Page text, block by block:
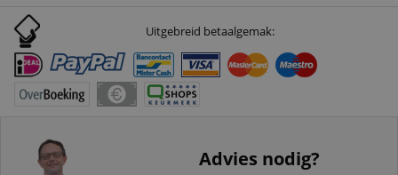
Uitgebreid betaalgemak:
Advies nodig?